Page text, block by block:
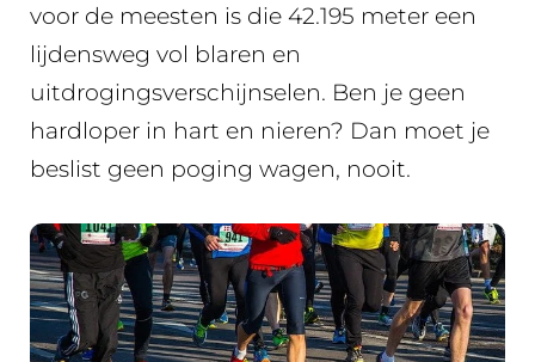
voor de meesten is die 42.195 meter een
lijdensweg vol blaren en
uitdrogingsverschijnselen. Ben je geen
hardloper in hart en nieren? Dan moet je
beslist geen poging wagen, nooit.